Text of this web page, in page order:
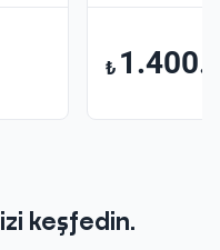
₺
keşfedin.